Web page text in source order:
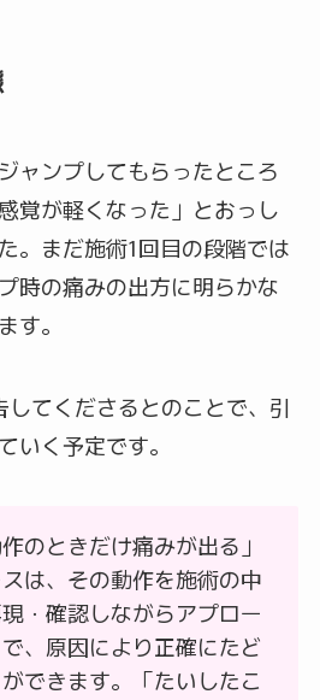
ャンプしてもらったところ
覚が軽くなった」とおっし
。まだ施術1回目の段階では
時の痛みの出方に明らかな
す。
てくださるとのことで、引
いく予定です。
のときだけ痛みが出る」
は、その動作を施術の中
・確認しながらアプロー
、原因により正確にたど
できます。「たいしたこ